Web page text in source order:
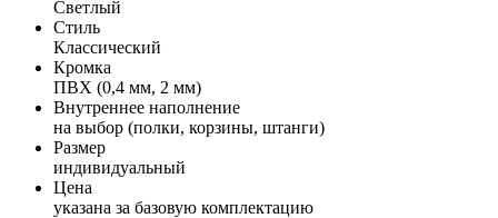
Светлый
Стиль
Классический
Кромка
ПВХ (0,4 мм, 2 мм)
Внутреннее наполнение
на выбор (полки, корзины, штанги)
Размер
индивидуальный
Цена
указана за базовую комплектацию